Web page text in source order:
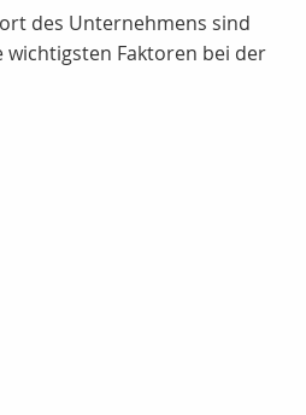
des Unternehmens sind
wichtigsten Faktoren bei der